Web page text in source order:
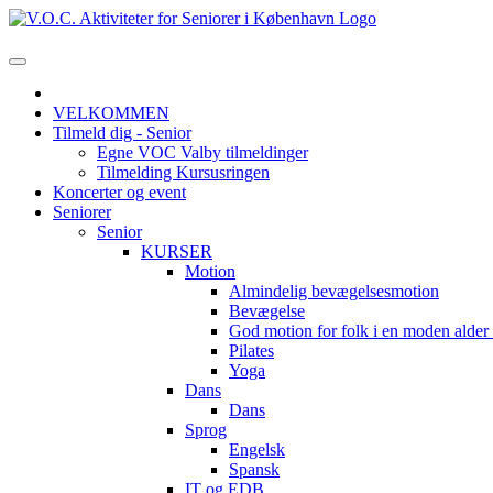
VELKOMMEN
Tilmeld dig - Senior
Egne VOC Valby tilmeldinger
Tilmelding Kursusringen
Koncerter og event
Seniorer
Senior
KURSER
Motion
Almindelig bevægelsesmotion
Bevægelse
God motion for folk i en moden
Pilates
Yoga
Dans
Dans
Sprog
Engelsk
Spansk
IT og EDB